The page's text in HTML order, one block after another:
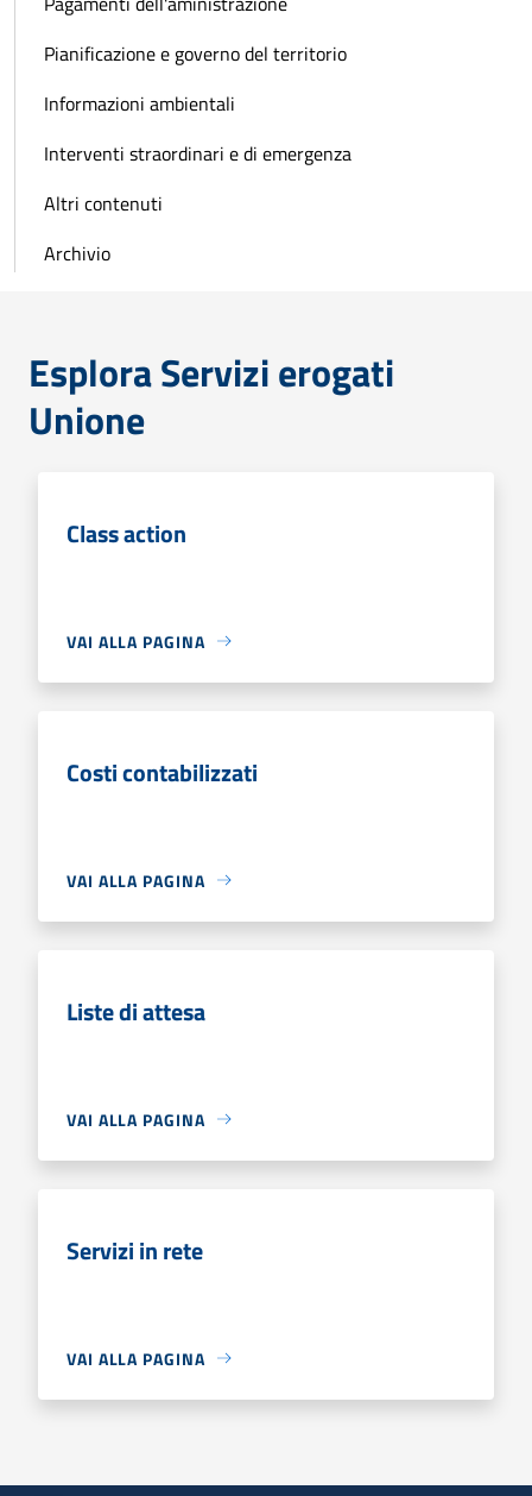
Pianificazione e governo del territorio
Informazioni ambientali
Interventi straordinari e di emergenza
Altri contenuti
Archivio
Esplora Servizi erogati
Unione
Class action
VAI ALLA PAGINA
Costi contabilizzati
VAI ALLA PAGINA
Liste di attesa
VAI ALLA PAGINA
Servizi in rete
VAI ALLA PAGINA